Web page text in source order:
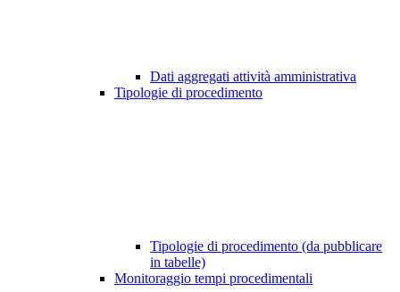
Dati aggregati attività amministrativa
Tipologie di procedimento
Tipologie di procedimento (da pubblicare
in tabelle)
Monitoraggio tempi procedimentali